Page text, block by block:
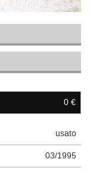
0 €
usato
03/1995